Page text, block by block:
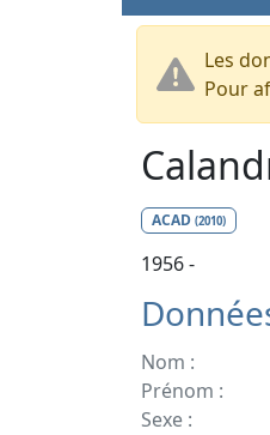
Les
Pour
ACAD (2010)
1956 -
Nom :
Prénom :
Sexe :